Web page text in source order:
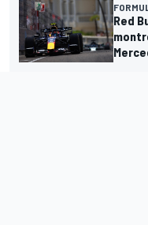
Red